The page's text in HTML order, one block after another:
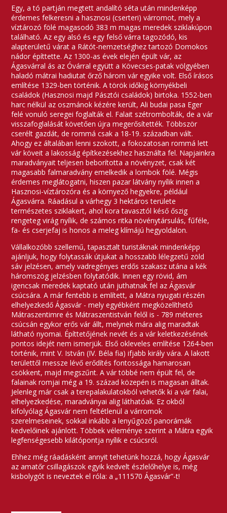
Egy, a tó partján megtett andalító séta után mindenképp
érdemes felkeresni a hasznosi (cserteri) várromot, mely a
víztározó fölé magasodó 383 m magas meredek sziklakúpon
található. Az egy alsó és egy felső várra tagozódó, kis
alapterületű várat a Rátót-nemzetséghez tartozó Domokos
nádor építtette. Az 1300-as évek elején épült vár, az
Ágasvárral ás az Óvárral együtt a Kövecses-patak völgyében
haladó mátrai hadiutat őrző három vár egyike volt. Első írásos
említése 1329-ben történik. A török időkig környékbeli
családok (Hasznosi majd Pásztói családok) birtoka. 1552-ben
harc nélkül az oszmánok kézére került, Ali budai pasa Eger
felé vonuló seregei foglalták el. Falait szétrombolták, de a vár
visszafoglalását követően újra megerősítették. Többször
cserélt gazdát, de rommá csak a 18-19. században vált.
Ahogy ez általában lenni szokott, a fokozatosan rommá lett
vár köveit a lakosság építkezésekhez használta fel. Napjainkra
maradványait teljesen beborította a növényzet, csak két
magasabb falmaradvány emelkedik a lombok fölé. Mégis
érdemes meglátogatni, hiszen pazar látvány nyílik innen a
Hasznosi-víztározóra és a környező hegyekre, például
Ágasvárra. Ráadásul a várhegy 3 hektáros területe
természetes sziklakert, ahol kora tavasztól késő őszig
rengeteg virág nyílik, de számos ritka növénytársulás, fűféle,
fa- és cserjefaj is honos a meleg klímájú hegyoldalon.
Vállalkozóbb szellemű, tapasztalt turistáknak mindenképp
ajánljuk, hogy folytassák útjukat a hosszabb lélegzetű zöld
sáv jelzésen, amely vadregényes erdős szakasz utána a kék
háromszög jelzésben folytatódik. Innen egy rövid, ám
igencsak meredek kaptató után juthatnak fel az Ágasvár
csúcsára. A már fentebb is említett, a Mátra nyugati részén
elhelyezkedő Ágasvár - mely egyébként megközelíthető
Mátraszentimre és Mátraszentistván felől is - 789 méteres
csúcsán egykor erős vár állt, melynek mára alig maradtak
látható nyomai. Építtetőjének nevét és a vár keletkezésének
pontos idejét nem ismerjük. Első okleveles említése 1264-ben
történik, mint V. István (IV. Béla fia) ifjabb király vára. A lakott
területtől messze lévő erődítés fontossága hamarosan
csökkent, majd megszűnt. A vár többé nem épült fel, de
falainak romjai még a 19. század közepén is magasan álltak.
Jelenleg már csak a terepalakulatokból vehetők ki a vár falai,
elhelyezkedése, maradványai alig láthatóak. Ez okból
kifolyólag Ágasvár nem feltétlenül a várromok
szerelmeseinek, sokkal inkább a lenyűgöző panorámák
kedvelőinek ajánlott. Többek véleménye szerint a Mátra egyik
legfenségesebb kilátópontja nyílik e csúcsról.
Ehhez még ráadásként annyit tehetünk hozzá, hogy Ágasvár
az amatőr csillagászok egyik kedvelt észlelőhelye is, még
kisbolygót is neveztek el róla: a „111570 Ágasvár”-t!